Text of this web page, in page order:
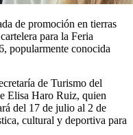
de promoción en tierras
para la Feria
popularmente conocida
de Turismo del
Elisa Haro Ruiz, quien
del 17 de julio al 2 de
cultural y deportiva para